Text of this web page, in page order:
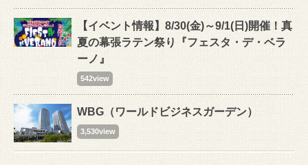
【イベント情報】8/30(金)～9/1(日)開催！真
夏の幕張ラテン祭り『フェスタ・デ・ベラ
ーノ』
542view
WBG（ワールドビジネスガーデン）
3,530view